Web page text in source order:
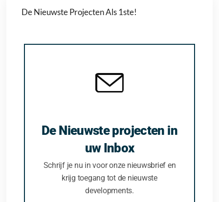
De Nieuwste Projecten Als 1ste!
De Nieuwste projecten in
uw Inbox
Schrijf je nu in voor onze nieuwsbrief en
krijg toegang tot de nieuwste
developments.